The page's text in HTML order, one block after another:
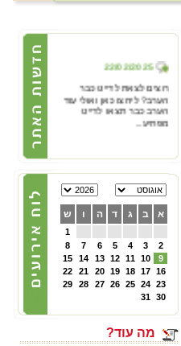
22/02/2025
רוצים לצאת לדייט כבר
הערב? ליחצו כאן ואולי עוד
הערב כבר תצאו לדייט
מפתיע...
22/02/2025
הכרויות לפרק ב' - קבוצת
פייסבוק תוססת ופעילה
לגרושים וגרושות שמחפשים
הכרות לפרק ב - להצטרפות
ליחצו כאן
05/10/2024
צוות האתר מאחל לכם
ולמשפחתכם, שתהיה שנה
בשורות טובות, שקט ושלווה
ושכל החטופים יחזרו
במהרה לביתם
א ב ג ד ה ו ש
1
2
3
4
5
6
7
8
9
10
11
12
13
14
15
16
17
18
19
20
21
22
23
24
25
26
27
28
29
30
31
מה עוד?